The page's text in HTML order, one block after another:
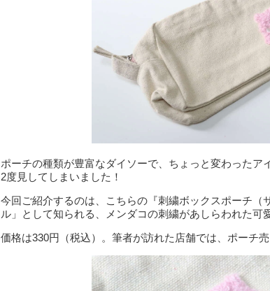
ポーチの種類が豊富なダイソーで、ちょっと変わったア
2度見してしまいました！
今回ご紹介するのは、こちらの『刺繍ボックスポーチ（
ル」として知られる、メンダコの刺繍があしらわれた
価格は330円（税込）。筆者が訪れた店舗では、ポーチ